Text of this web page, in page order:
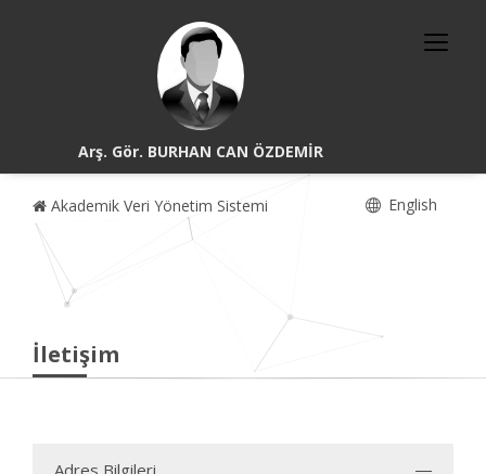
Arş. Gör. BURHAN CAN ÖZDEMİR
Akademik Veri Yönetim Sistemi English
İletişim
Adres Bilgileri